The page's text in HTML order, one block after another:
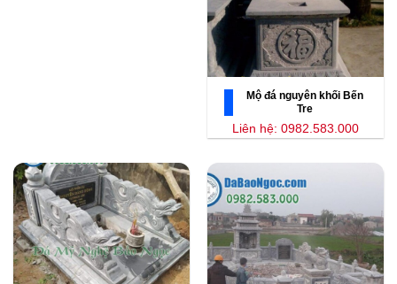
Mộ đá nguyên khối Bến
Tre
Liên hệ: 0982.583.000